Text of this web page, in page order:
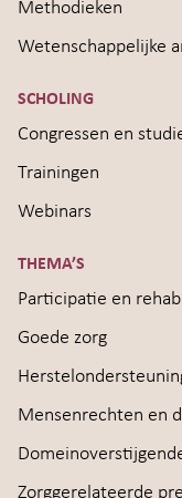
Methodieken
Wetenschappelijke
SCHOLING
Congressen en
Trainingen
Webinars
THEMA’S
Participatie en
Goede zorg
Mensenrechten en
Zorggerelateerde